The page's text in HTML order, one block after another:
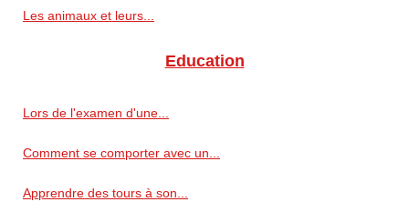
Les animaux et leurs...
Education
Lors de l'examen d'une...
Comment se comporter avec un...
Apprendre des tours à son...